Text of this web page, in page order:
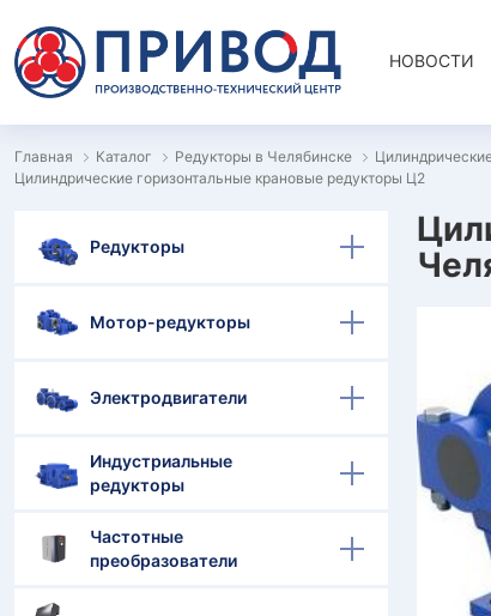
НОВОСТИ
Главная Каталог Редукторы в Челябинске
Цилиндрические горизонтальные крановые редукторы Ц2
Редукторы
Мотор-редукторы
Электродвигатели
Индустриальные
редукторы
Частотные
преобразователи